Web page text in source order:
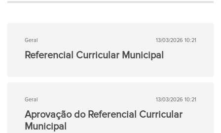
Geral 13/03/2026 10:21
Referencial Curricular Municipal
Geral 13/03/2026 10:21
Aprovação do Referencial Curricular
Municipal